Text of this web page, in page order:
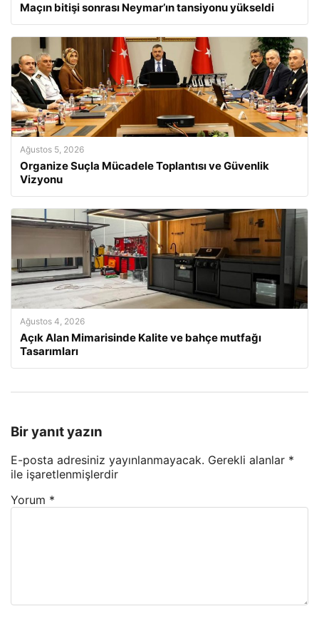
Maçın bitişi sonrası Neymar’ın tansiyonu yükseldi
Ağustos 5, 2026
Organize Suçla Mücadele Toplantısı ve Güvenlik
Vizyonu
Ağustos 4, 2026
Açık Alan Mimarisinde Kalite ve bahçe mutfağı
Tasarımları
Bir yanıt yazın
E-posta adresiniz yayınlanmayacak. Gerekli alanlar *
ile işaretlenmişlerdir
Yorum *